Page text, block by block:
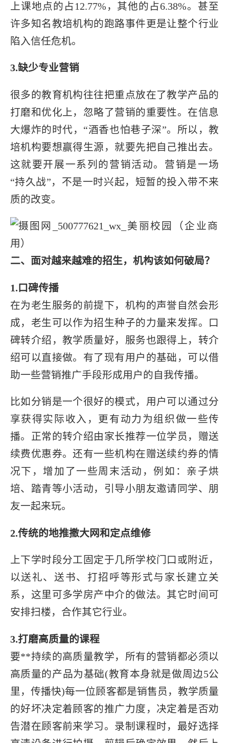
上课地点的占12.77%，其他的占6.38%。甚至
许多知名教培机构的跑路事件更是让整个行业
陷入信任危机。
3.缺少专业营销
很多的教育机构往往把重点放在了教学产品的
打磨和优化上，忽略了营销的重要性。在信息
大爆炸的时代，“酒香也怕巷子深”。所以，教
培机构要想赢得生源，就要先把自己推出去。
这就要开展一系列的营销活动。营销是一场
“持久战”，不是一时兴起，短暂的投入带不来
质的改变。
二、面对越来越难的招生，机构该如何破局？
1.口碑传播
在为老生服务的前提下，机构的声誉自然会形
成，老生可以作为招生种子的力量来发挥。口
碑转介绍，教学质量好，服务也跟得上，转介
绍可以直接做。有了现有用户的基础，可以借
助一些营销推广手段形成用户的自我传播。
比如分销是一个很好的模式，用户可以通过分
享获得实际收入，更有动力为组织做一些传
播。正常的转介绍由家长推荐一位学员，赠送
续费优惠券。还有一些机构在赠送续约券的情
况下，增加了一些周末活动，例如：亲子烘
培、踏青等小活动，引导小朋友邀请同学、朋
友一起来玩。
2.传统的地推撒大网和定点维修
上下学时段分工固定于几所学校门口或附近，
以送礼、送书、打招呼等形式与家长建立关
系，这里可多学房产中介的做法。其它时间可
安排扫楼，合作其它行业。
3.打磨高质量的课程
要**持续的高质量教学，所有的营销都必须以
高质量的产品为基础(教育本身就是做周边5公
里，传播快)每一位顾客都是销售员，教学质量
的好坏决定着顾客的推广力度，决定着是否劝
告潜在顾客前来学习。录制课程时，最好选择